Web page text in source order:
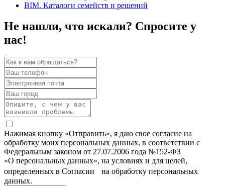
BIM. Каталоги семейств и решений
Не нашли, что искали? Спросите у
нас!
Нажимая кнопку «Отправить», я даю свое согласие на
обработку моих персональных данных, в соответствии с
Федеральным законом от 27.07.2006 года №152-ФЗ
«О персональных данных», на условиях и для целей,
определенных в Согласии на обработку персональных
данных.